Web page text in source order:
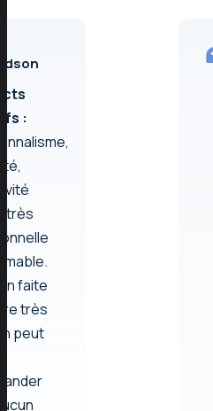
:
très
faite
très
peut